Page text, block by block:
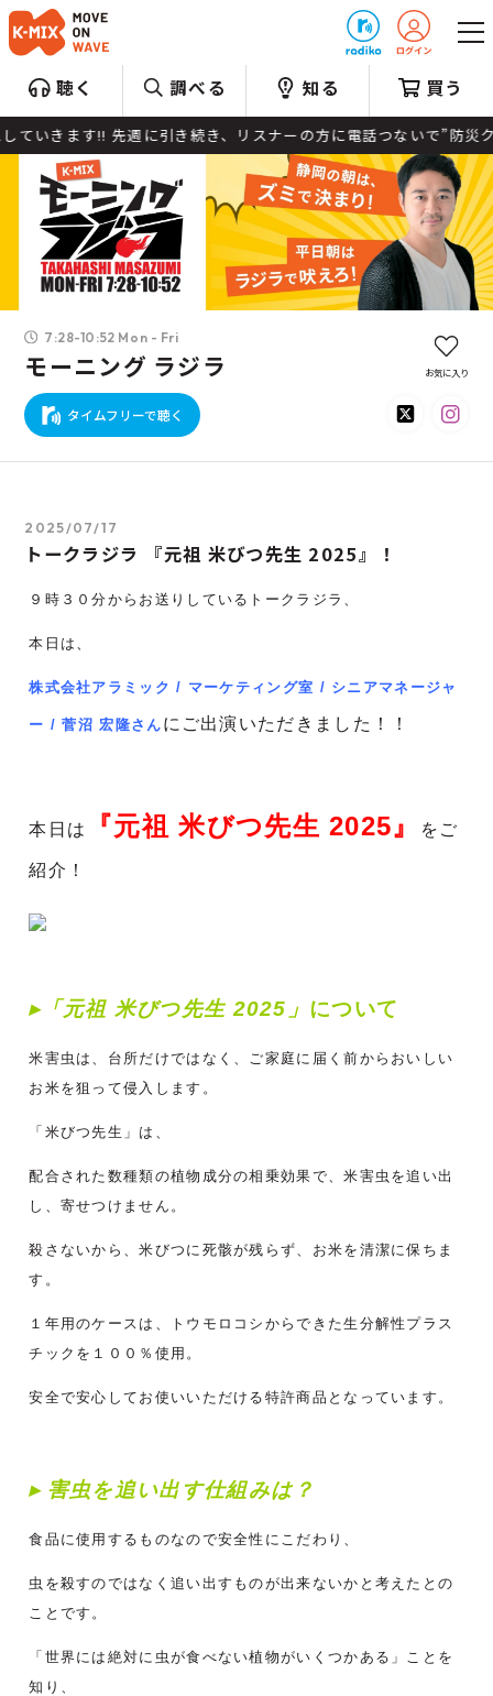
聴く 調べる 知る 買う
!! 先週に引き続き、リスナーの方に電話つないで”防災
7:28-10:52 Mon - Fri
モーニング ラジラ
タイムフリーで聴く
お気に入り
2025/07/17
トークラジラ 『元祖 米びつ先生 2025』！
９時３０分からお送りしているトークラジラ、
本日は
株式会社アラミック / マーケティング室 / シニアマネージャ
ー /菅沼 宏隆さん にご出演いただきました！！
本日は 『元祖 米びつ先生 2025』 をご
紹介！
▸「元祖 米びつ先生 2025」 について
米害虫は、台所だけではなく、ご家庭に届く前からおいしい
お米を狙って侵入します。
「米びつ先生」は、
配合された数種類の植物成分の相乗効果で、米害虫を追い出
し、寄せつけません。
殺さないから、米びつに死骸が残らず、お米を清潔に保ちま
す。
１年用のケースは、トウモロコシからできた生分解性プラス
チックを１００％使用。
安全で安心してお使いいただける特許商品となっています。
▸ 害虫を追い出す仕組みは？
食品に使用するものなので安全性にこだわり、
虫を殺すのではなく追い出すものが出来ないかと考えたとの
ことです。
「世界には絶対に虫が食べない植物がいくつかある」ことを
知り、